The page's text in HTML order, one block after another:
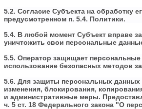
5.2. Согласие Субъекта на обработку
предусмотренном п. 5.4. Политики.
5.4. В любой момент Субъект вправе
уничтожить свои персональные
5.5. Оператор защищает
использование безопасных методов
5.6. Для защиты персональных данных
изменения, блокирования,
и административные меры.
ч. 5 ст. 18 Федерального закона "О